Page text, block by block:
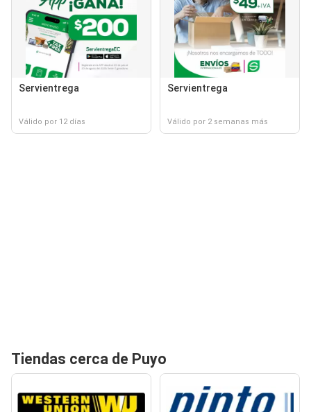
Servientrega
Válido por 12 días
Servientrega
Válido por 2 semanas más
Tiendas cerca de Puyo